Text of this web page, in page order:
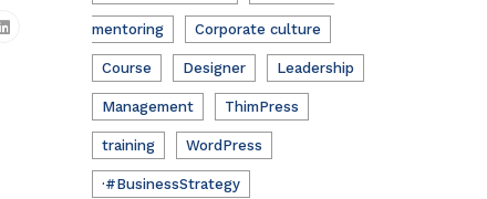
mentoring Corporate culture
Course Designer Leadership
Management ThimPress
training WordPress
·#BusinessStrategy